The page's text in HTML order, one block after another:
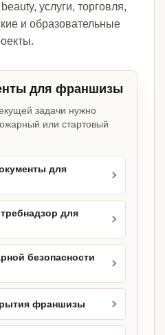
услуги, торговля,
и образовательные
для франшизы
задачи нужно
или стартовый
для
для
безопасности
франшизы